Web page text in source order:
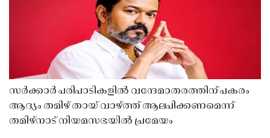
സർക്കാർ പരിപാടികളിൽ വന്ദേമാതരത്തിന് പകരം
ആദ്യം തമിഴ് തായ് വാഴ്ത്ത് ആലപിക്കണമെന്ന്
തമിഴ്നാട് നിയമസഭയിൽ പ്രമേയം